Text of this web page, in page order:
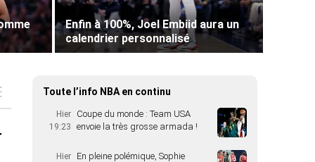
Enfin à 100%, Joel Embiid aura un
calendrier personnalisé
Toute l’info NBA en continu
Hier
19:23
Coupe du monde : Team USA
envoie la très grosse armada !
Hier
En pleine polémique, Sophie